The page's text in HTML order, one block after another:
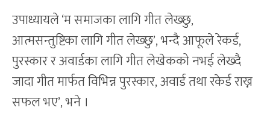
उपाध्यायले ‘म समाजका लागि गीत लेख्छु,
आत्मसन्तुष्टिका लागि गीत लेख्छु’, भन्दै आफूले रेकर्ड,
पुरस्कार र अवार्डका लागि गीत लेखेकको नभई लेख्दै
जादा गीत मार्फत विभिन्न पुरस्कार, अवार्ड तथा रकेर्ड राख्न
सफल भए’, भने ।